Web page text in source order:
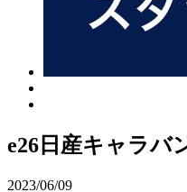
e26日産キャラバ
2023/06/09